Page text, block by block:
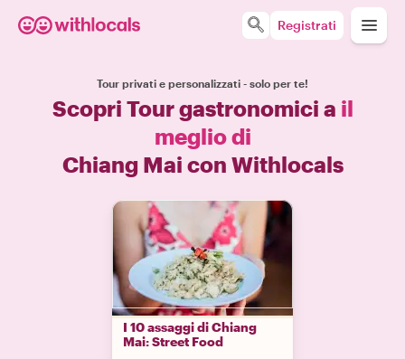
Registrati
Tour privati e personalizzati - solo per te!
Scopri Tour gastronomici a il
meglio di
Chiang Mai con Withlocals
I 10 assaggi di Chiang
Mai: Street Food